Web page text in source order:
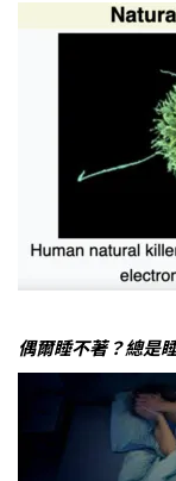
偶爾睡不著？總是